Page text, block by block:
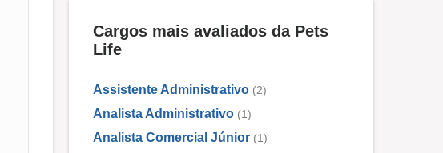
Cargos mais avaliados da Pets
Life
Assistente Administrativo (2)
Analista Administrativo (1)
Analista Comercial Júnior (1)